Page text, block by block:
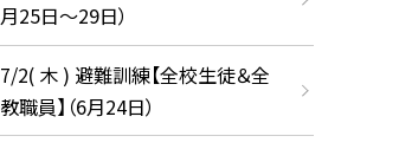
月25日〜29日）
7/2( 木 ) 避難訓練【全校生徒＆全
教職員】（6月24日）